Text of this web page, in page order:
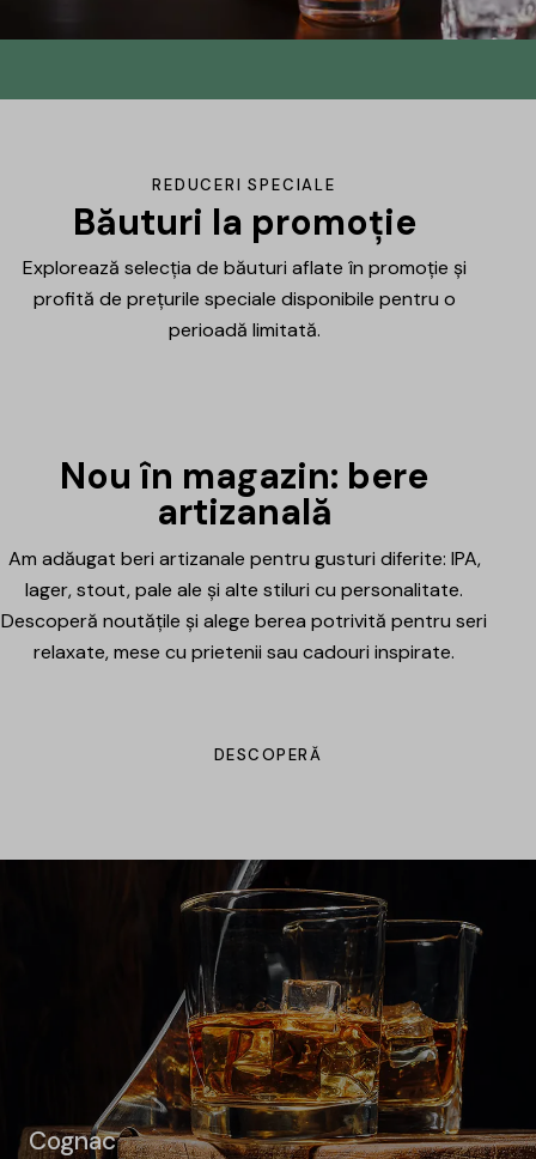
DrinksHub
mulțumire ți-am pregătit un mic cadou.
Află mai multe
REDUCERI SPECIALE
Băuturi la promoție
Explorează selecția de băuturi aflate în promoție și
profită de prețurile speciale disponibile pentru o
perioadă limitată.
Nou în magazin: bere
artizanală
Am adăugat beri artizanale pentru gusturi diferite: IPA,
lager, stout, pale ale și alte stiluri cu personalitate.
Descoperă noutățile și alege berea potrivită pentru seri
relaxate, mese cu prietenii sau cadouri inspirate.
DESCOPERĂ
Cognac